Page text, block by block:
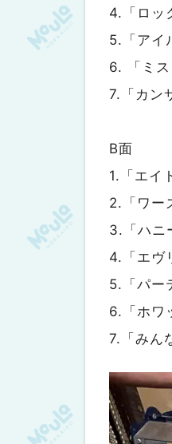
4.「ロッ
5.「アイ
6. 「ミ
7.「カン
B面
1.「エイ
2.「ワー
3.「ハニ
4.「エヴ
5.「パー
6.「ホワ
7.「みん